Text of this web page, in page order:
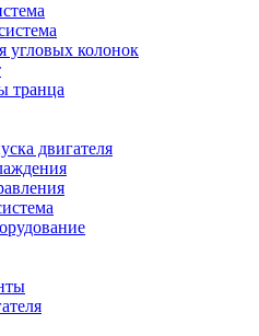
угловых колонок
транца
двигателя